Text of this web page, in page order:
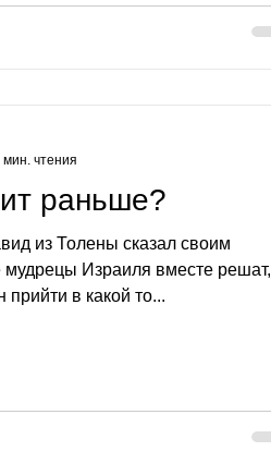
раньше?
из Толены сказал своим
Израиля вместе решат,
в какой то...
мин. чтения